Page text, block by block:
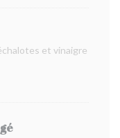
et vinaigre